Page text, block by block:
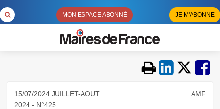
MON ESPACE ABONNÉ JE M'ABONNE
15/07/2024 JUILLET-AOUT
2024 - N°425
AMF